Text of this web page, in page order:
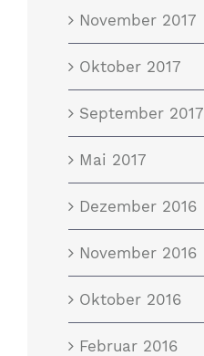
November 2017
Oktober 2017
September 2017
Mai 2017
Dezember 2016
November 2016
Oktober 2016
Februar 2016